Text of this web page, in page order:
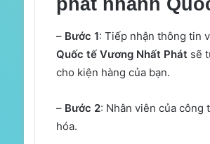
phát nhanh
– Bước 1: Tiếp nhận thông tin
Quốc tế Vương Nhất Phátsẽ
cho kiện hàng của bạn.
–Bước 2: Nhân viên của công
hóa.